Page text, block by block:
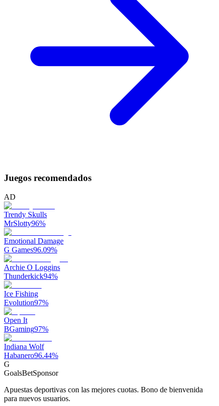
Juegos recomendados
AD
Trendy Skulls
MrSlotty96%
Emotional Damage
G Games96.09%
Archie O Loggins
Thunderkick94%
Ice Fishing
Evolution97%
Open It
BGaming97%
Indiana Wolf
Habanero96.44%
G
GoalsBetSponsor
Apuestas deportivas con las mejores cuotas. Bono de bienvenida
para nuevos usuarios.